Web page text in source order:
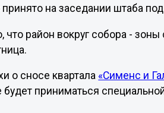
на заседании штаба
что район вокруг собора -
о сносе квартала «Сименс и
будет приниматься